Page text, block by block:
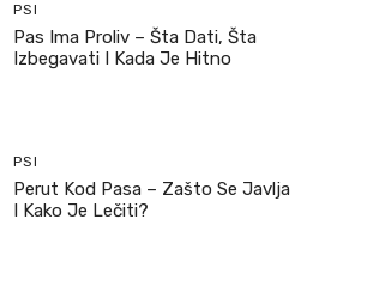
PSI
Pas Ima Proliv – Šta Dati, Šta
Izbegavati I Kada Je Hitno
PSI
Perut Kod Pasa – Zašto Se Javlja
I Kako Je Lečiti?